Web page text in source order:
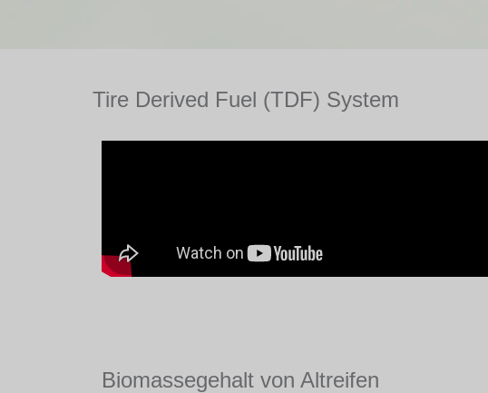
Tire Derived Fuel (TDF) System
Biomassegehalt von Altreifen